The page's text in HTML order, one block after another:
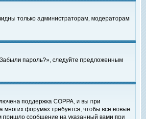
только администраторам, модераторам
пароль?», следуйте предложенным
поддержка COPPA, и вы при
многих форумах требуется, чтобы все новые
пришло сообщение на указанный вами при